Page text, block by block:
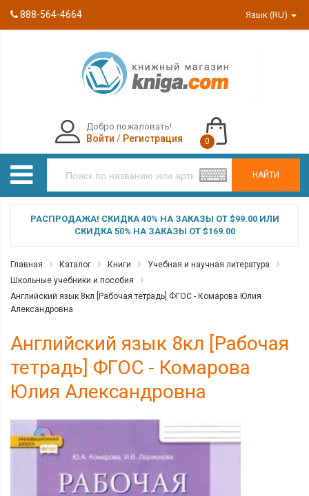
888-564-4664 Язык (RU)
НАЙТИ
Добро пожаловать!
Войти / Регистрация 0
РАСПРОДАЖА! СКИДКА 40% НА ЗАКАЗЫ ОТ $99.00 ИЛИ
СКИДКА 50% НА ЗАКАЗЫ ОТ $169.00
Главная Каталог Книги
Учебная и научная литература
Школьные учебники и пособия
Английский язык 8кл [Рабочая тетрадь] ФГОС - Комарова Юлия
Александровна
Английский язык 8кл [Рабочая
тетрадь] ФГОС - Комарова
Юлия Александровна